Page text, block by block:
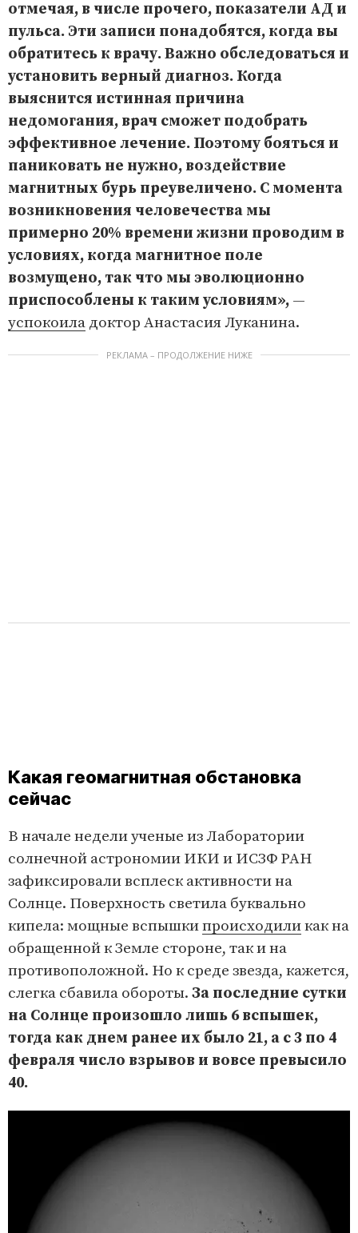
отмечая, в числе прочего, показатели АД и
пульса. Эти записи понадобятся, когда вы
обратитесь к врачу. Важно обследоваться и
установить верный диагноз. Когда
выяснится истинная причина
недомогания, врач сможет подобрать
эффективное лечение. Поэтому бояться и
паниковать не нужно, воздействие
магнитных бурь преувеличено. С момента
возникновения человечества мы
примерно 20% времени жизни проводим в
условиях, когда магнитное поле
возмущено, так что мы эволюционно
приспособлены к таким условиям», —
успокоила доктор Анастасия Луканина.
РЕКЛАМА – ПРОДОЛЖЕНИЕ НИЖЕ
Какая геомагнитная обстановка
сейчас
В начале недели ученые из Лаборатории
солнечной астрономии ИКИ и ИСЗФ РАН
зафиксировали всплеск активности на
Солнце. Поверхность светила буквально
кипела: мощные вспышкипроисходиликак на
обращенной к Земле стороне, так и на
противоположной. Но к среде звезда, кажется,
слегка сбавила обороты. За последние сутки
на Солнце произошло лишь 6 вспышек,
тогда как днем ранее их было 21, а с 3 по 4
февраля число взрывов и вовсе превысило
40.